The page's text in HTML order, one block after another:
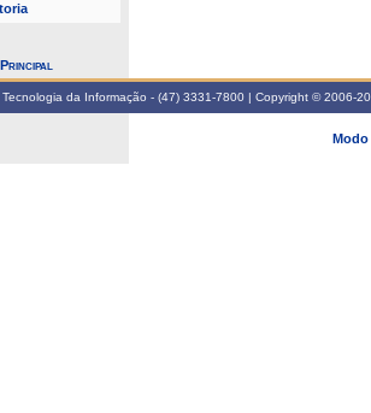
da Informação - (47) 3331-7800 | Copyright © 2006-
Modo